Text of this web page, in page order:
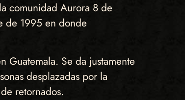
comunidad Aurora 8 de
de 1995 en donde
Guatemala. Se da justamente
desplazadas por la
retornados.